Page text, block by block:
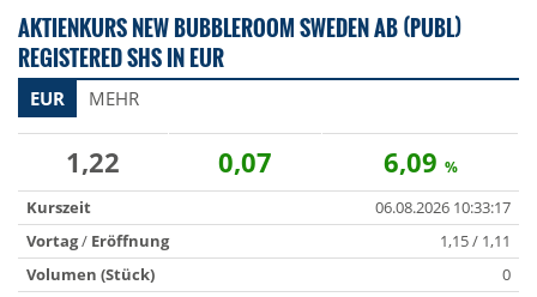
AKTIENKURS NEW BUBBLEROOM SWEDEN AB (PUBL)
REGISTERED SHS IN EUR
EUR MEHR
1,22 0,07 6,09 %
Kurszeit
06.08.2026 10:33:17
Vortag/ Eröffnung
1,15 / 1,11
Volumen (Stück)
0